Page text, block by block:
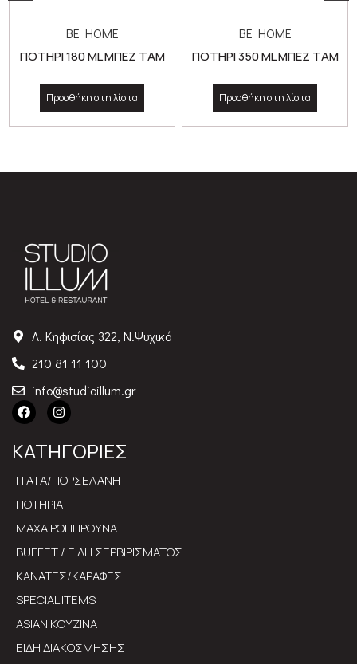
BE HOME
ΠΟΤΗΡΙ 180 ML ΜΠΕΖ TAM
Προσθήκη στη λίστα
BE HOME
ΠΟΤΗΡΙ 350 ML ΜΠΕΖ TAM
Προσθήκη στη λίστα
Λ. Κηφισίας 322, Ν.Ψυχικό
210 81 11 100
info@studioillum.gr
ΚΑΤΗΓΟΡΙΕΣ
ΠΙΑΤΑ/ΠΟΡΣΕΛΑΝΗ
ΠΟΤΗΡΙΑ
ΜΑΧΑΙΡΟΠΗΡΟΥΝΑ
BUFFET / ΕΙΔΗ ΣΕΡΒΙΡΙΣΜΑΤΟΣ
ΚΑΝΑΤΕΣ/ΚΑΡΑΦΕΣ
SPECIAL ITEMS
ASIAN ΚΟΥΖΙΝΑ
ΕΙΔΗ ΔΙΑΚΟΣΜΗΣΗΣ